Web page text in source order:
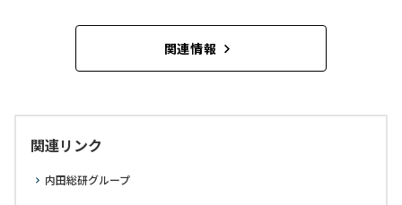
関連情報
関連リンク
内田総研グループ